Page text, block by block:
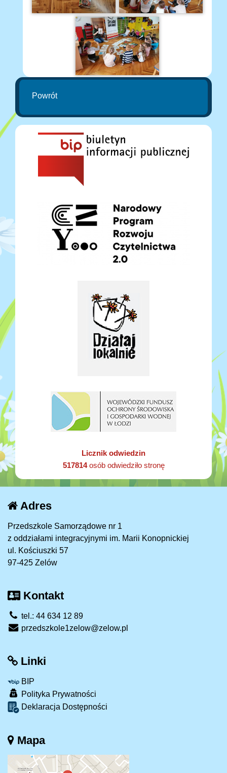
Powrót
Licznik odwiedzin
517814osób odwiedziło stronę
Adres
Przedszkole Samorządowe nr 1
z oddziałami integracyjnymi im. Marii Konopnickiej
ul. Kościuszki 57
97-425 Zelów
Kontakt
tel.: 44 634 12 89
przedszkole1zelow@zelow.pl
Linki
BIP
Polityka Prywatności
Deklaracja Dostępności
Mapa